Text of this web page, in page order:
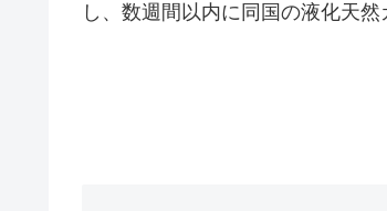
し、数週間以内に同国の液化天